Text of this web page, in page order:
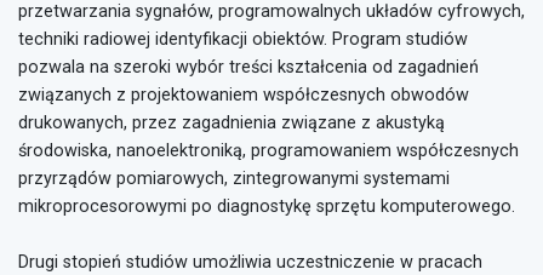
przetwarzania sygnałów, programowalnych układów cyfrowych,
techniki radiowej identyfikacji obiektów. Program studiów
pozwala na szeroki wybór treści kształcenia od zagadnień
związanych z projektowaniem współczesnych obwodów
drukowanych, przez zagadnienia związane z akustyką
środowiska, nanoelektroniką, programowaniem współczesnych
przyrządów pomiarowych, zintegrowanymi systemami
mikroprocesorowymi po diagnostykę sprzętu komputerowego.
Drugi stopień studiów umożliwia uczestniczenie w pracach